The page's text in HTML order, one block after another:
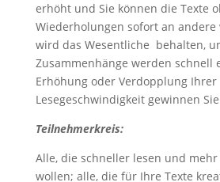
erhöht und Sie können die Texte
Wiederholungen sofort an andere
wird das Wesentliche behalten,
Zusammenhänge werden schnell
Erhöhung oder Verdopplung Ihrer
Lesegeschwindigkeit gewinnen
Teilnehmerkreis:
Alle, die schneller lesen und
wollen; alle, die für Ihre Texte